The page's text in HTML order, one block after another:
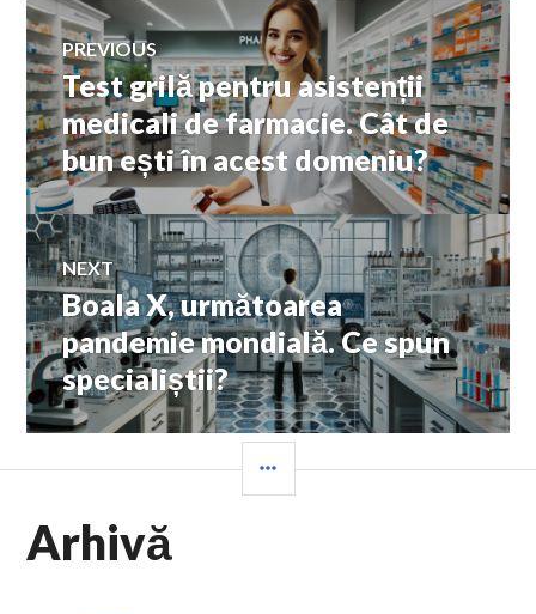
Navigare
în
articole
PREVIOUS
Previous
post:
Test grilă pentru asistenții
medicali de farmacie. Cât de
bun ești în acest domeniu?
NEXT
Next
post:
Boala X, următoarea
pandemie mondială. Ce spun
specialiștii?
Arhivă